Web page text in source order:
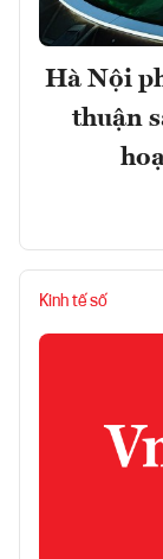
Hà Nội
thuận
Kinh tế số